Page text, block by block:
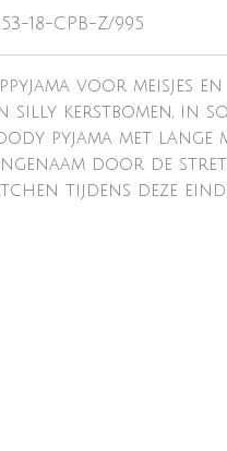
18-CPB-Z/995
voor meisjes en
kerstbomen, in
pyjama met lange
door de
tijdens deze